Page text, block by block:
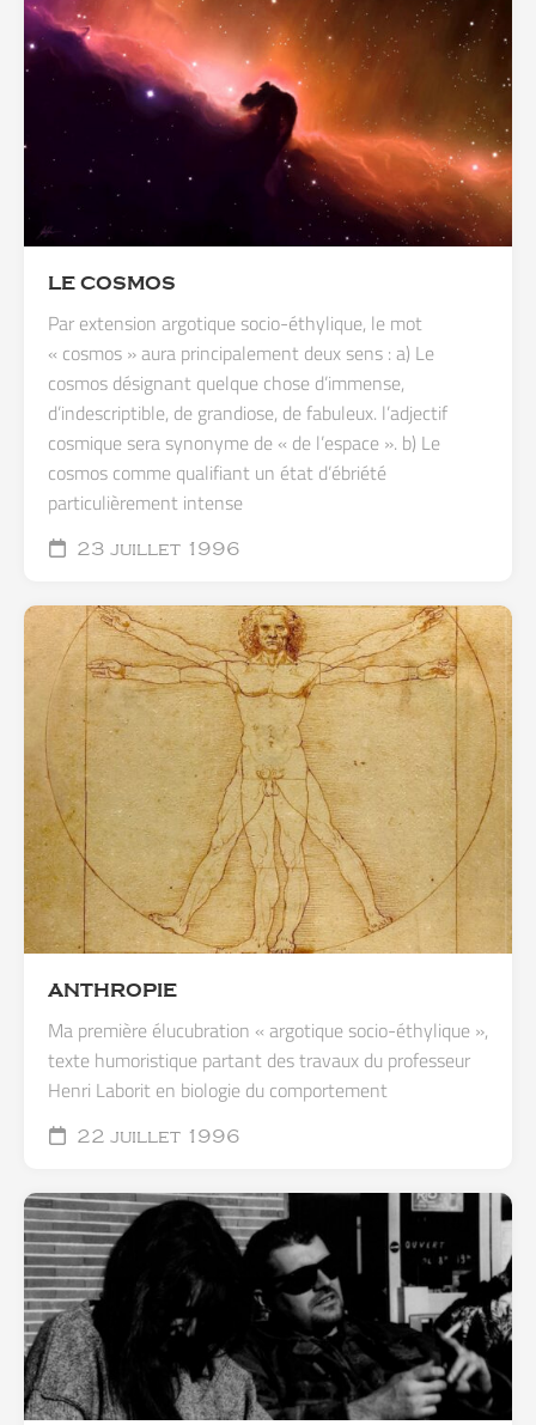
LE COSMOS
Par extension argotique socio-éthylique, le mot
« cosmos » aura principalement deux sens : a) Le
cosmos désignant quelque chose d’immense,
d’indescriptible, de grandiose, de fabuleux. l’adjectif
cosmique sera synonyme de « de l’espace ». b) Le
cosmos comme qualifiant un état d’ébriété
particulièrement intense
23 juillet 1996
ANTHROPIE
Ma première élucubration « argotique socio-éthylique »,
texte humoristique partant des travaux du professeur
Henri Laborit en biologie du comportement
22 juillet 1996